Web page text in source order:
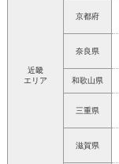
近畿
エリア
京都府
奈良県
和歌山県
三重県
滋賀県